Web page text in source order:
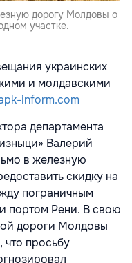
дорогу Молдовы о
участке.
украинских
и молдавскими
inform.com
департамента
Валерий
в железную
скидку на
пограничным
портом Рени. В свою
дороги Молдовы
просьбу